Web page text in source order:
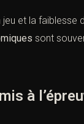
et la faiblesse
sont
à